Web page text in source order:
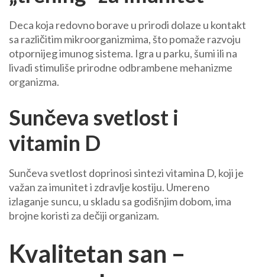
Deca koja redovno borave u prirodi dolaze u kontakt
sa različitim mikroorganizmima, što pomaže razvoju
otpornijeg imunog sistema. Igra u parku, šumi ili na
livadi stimuliše prirodne odbrambene mehanizme
organizma.
Sunčeva svetlost i
vitamin D
Sunčeva svetlost doprinosi sintezi vitamina D, koji je
važan za imunitet i zdravlje kostiju. Umereno
izlaganje suncu, u skladu sa godišnjim dobom, ima
brojne koristi za dečiji organizam.
Kvalitetan san –